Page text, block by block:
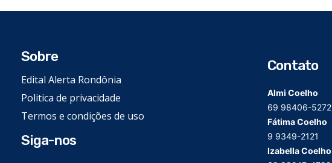
Sobre
Edital Alerta Rondônia
Politica de privacidade
Termos e condições de uso
Siga-nos
Contato
Almi Coelho
69 98406-5272
Fátima Coelho
9 9349-2121
Izabella Coelho